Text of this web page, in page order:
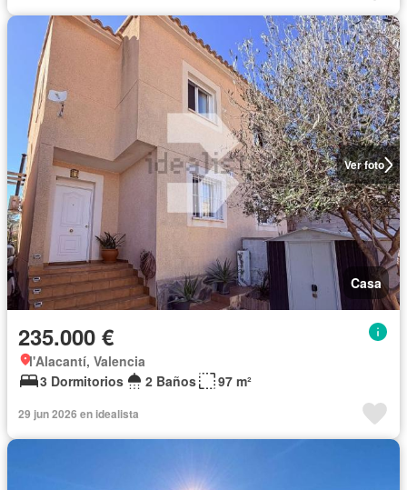
Ver foto
Casa
235.000 €
l'Alacantí, Valencia
3 Dormitorios
2 Baños 97 m²
29 jun 2026 en idealista